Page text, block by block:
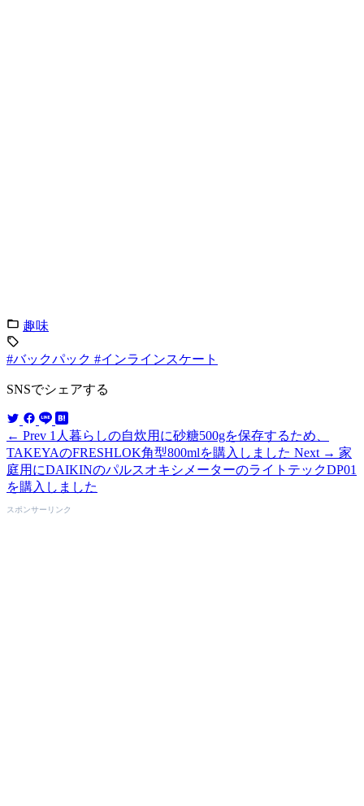
趣味
#バックパック #インラインスケート
SNSでシェアする
← Prev 1人暮らしの自炊用に砂糖500gを保存するため、
TAKEYAのFRESHLOK角型800mlを購入しました Next → 家
庭用にDAIKINのパルスオキシメーターのライトテックDP01
を購入しました
スポンサーリンク